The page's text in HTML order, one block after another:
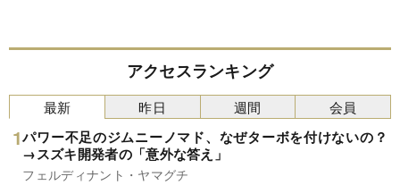
アクセスランキング
最新
パワー不足のジムニーノマド、なぜターボを付けないの？
→スズキ開発者の「意外な答え」
フェルディナント・ヤマグチ
昨日 週間 会員